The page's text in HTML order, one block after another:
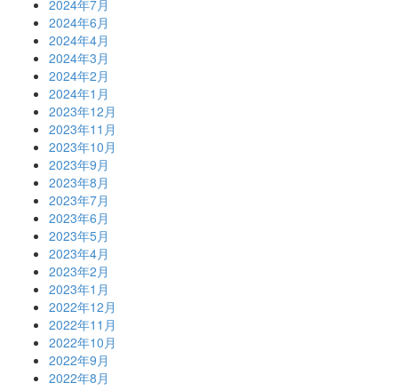
2024年7月
2024年6月
2024年4月
2024年3月
2024年2月
2024年1月
2023年12月
2023年11月
2023年10月
2023年9月
2023年8月
2023年7月
2023年6月
2023年5月
2023年4月
2023年2月
2023年1月
2022年12月
2022年11月
2022年10月
2022年9月
2022年8月